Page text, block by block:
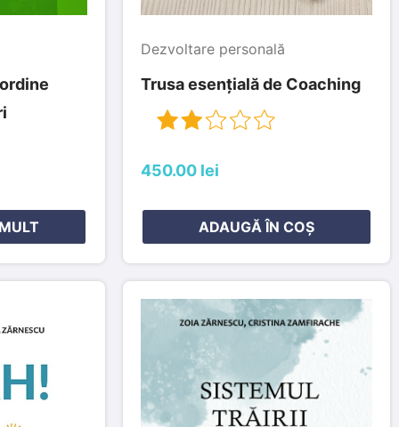
Dezvoltare personală
Trusa esențială de Coaching
2 out of 5
450.00 lei
ADAUGĂ ÎN COȘ